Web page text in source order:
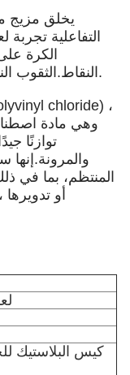
يخلق مزيج
التفاعلية
الكرة
النقاط.الثقوب النتيجة يضيف الإثارة والشعور بالمنافسة.
وهي مادة
والمرونة.إنها
المنتظم، بما في
أو
كيس البلاستيك